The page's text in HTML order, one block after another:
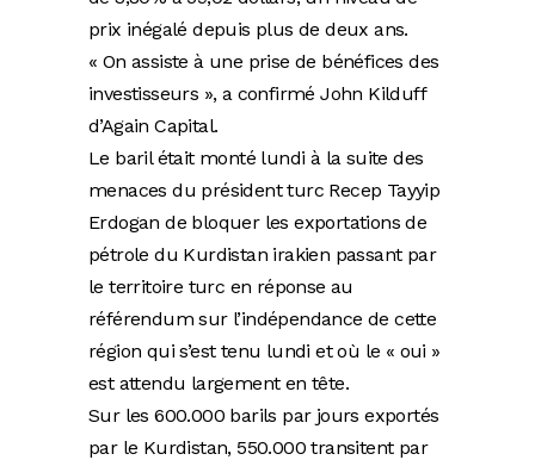
prix inégalé depuis plus de deux ans.
« On assiste à une prise de bénéfices des
investisseurs », a confirmé John Kilduff
d’Again Capital.
Le baril était monté lundi à la suite des
menaces du président turc Recep Tayyip
Erdogan de bloquer les exportations de
pétrole du Kurdistan irakien passant par
le territoire turc en réponse au
référendum sur l’indépendance de cette
région qui s’est tenu lundi et où le « oui »
est attendu largement en tête.
Sur les 600.000 barils par jours exportés
par le Kurdistan, 550.000 transitent par